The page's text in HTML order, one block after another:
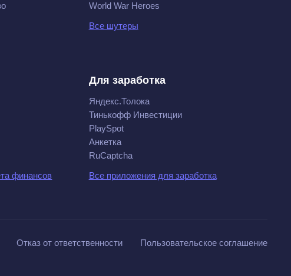
World War Heroes
Все шутеры
финансов
Для заработка
Яндекс.Толока
Тинькофф Инвестиции
PlaySpot
Анкетка
RuCaptcha
Все приложения для заработка
Отказ от ответственности Пользовательское соглашение